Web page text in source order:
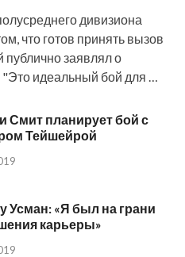
дивизиона
что готов принять вызов
публично заявлял о
идеальный бой для …
Смит планирует бой с
Тейшейрой
Усман: «Я был на грани
карьеры»